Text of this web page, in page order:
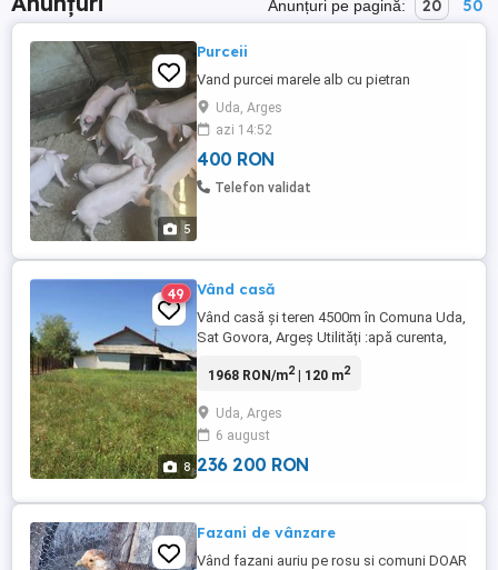
Anunțuri pe pagină: 20 50
5
Purceii
Vand purcei marele alb cu pietran
Uda, Arges
azi 14:52
400 RON
Telefon validat
8
49 Vând casă
Vând casă și teren 4500m în Comuna Uda,
Sat Govora, Argeș Utilități :apă curenta,
varianta de schimb cu apartament Telefon
1968 RON/m2| 120 m2
Uda, Arges
6 august
236 200 RON
Fazani de vânzare
Vând fazani auriu pe rosu si comuni DOAR